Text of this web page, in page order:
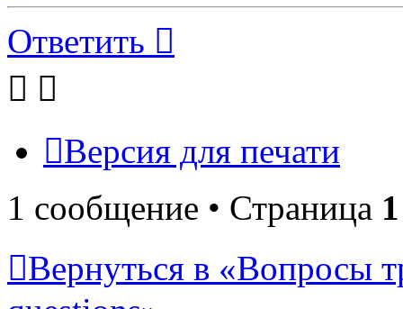
Ответить
Версия для печати
1 сообщение • Страница 1
Вернуться в «Вопросы